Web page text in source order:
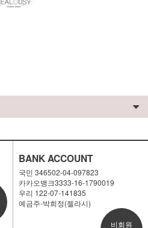
BANK ACCOUNT
국민 346502-04-097823
카카오뱅크3333-16-1790019
우리 122-07-141835
예금주-박희정(젤라시)
비회원